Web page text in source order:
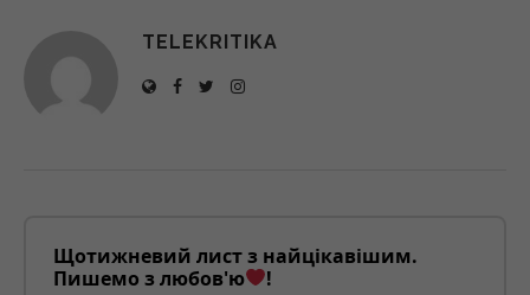
TELEKRITIKA
Щотижневий лист з найцікавішим.
Пишемо з любов'ю
!